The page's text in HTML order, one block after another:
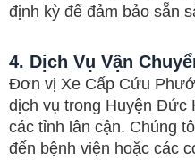
định kỳ để đảm bảo sẵn
4. Dịch Vụ Vận
Đơn vị Xe Cấp Cứu
dịch vụ trong Huyện Đức
các tỉnh lân cận. Chúng
đến bệnh viện hoặc các